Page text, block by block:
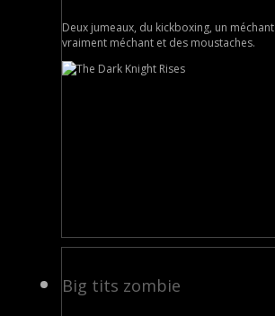
Deux jumeaux, du kickboxing, un méchant
vraiment méchant et des moustaches.
Big tits zombie